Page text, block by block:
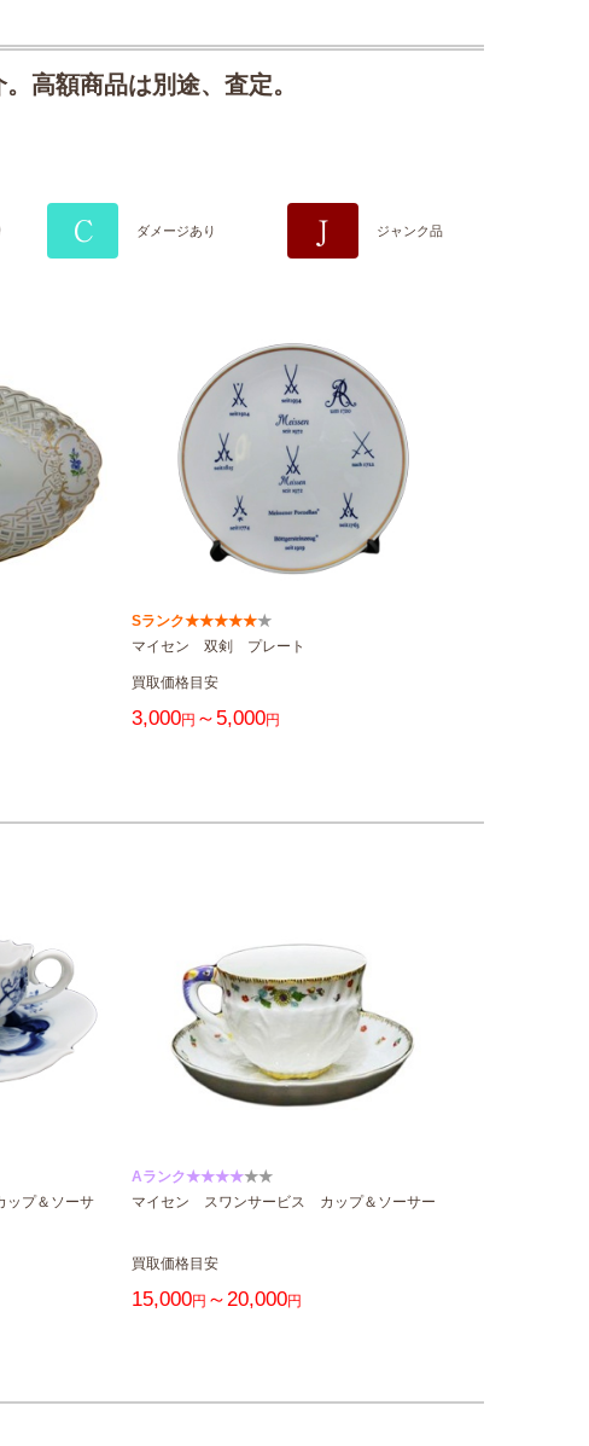
高額商品は別途、査定。
C ダメージあり J ジャンク品
Sランク★★★★★★
マイセン 双剣 プレート
買取価格目安
3,000円 ～5,000円
プ＆ソーサ
Aランク★★★★★★
マイセン スワンサービス カップ＆ソーサー
買取価格目安
15,000円 ～20,000円